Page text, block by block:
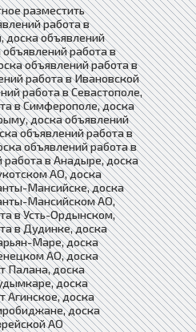
разместить
работа в
доска объявлений
работа в
объявлений работа в
работа в Ивановской
работа в Севастополе,
в Симферополе, доска
доска объявлений
объявлений работа в
объявлений работа в
работа в Анадыре, доска
АО, доска
Мансийске, доска
Мансийском АО,
в Усть-Ордынском,
в Дудинке, доска
Маре, доска
АО, доска
Палана, доска
доска
Агинское, доска
доска
АО